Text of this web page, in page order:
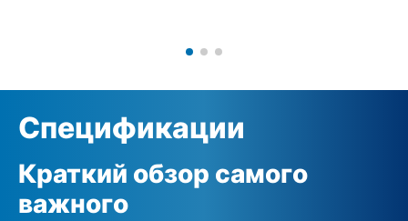
Спецификации
Краткий обзор самого
важного